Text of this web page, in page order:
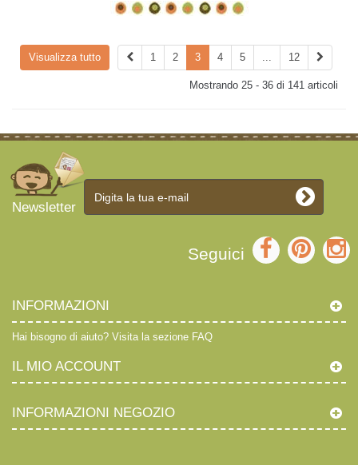
Visualizza tutto 1 2 3 4 5 ... 12
Mostrando 25 - 36 di 141 articoli
Newsletter
Seguici
INFORMAZIONI
Hai bisogno di aiuto? Visita la sezione FAQ
IL MIO ACCOUNT
INFORMAZIONI NEGOZIO